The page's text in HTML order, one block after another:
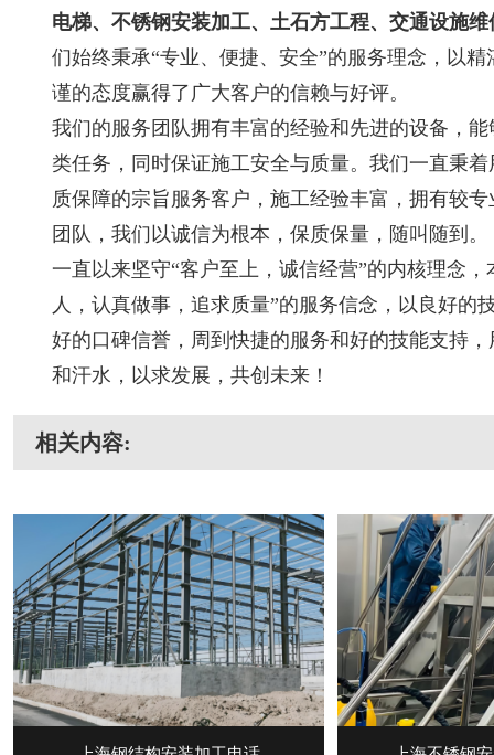
电梯、不锈钢安装加工、土石方工程、交通设施维
们始终秉承“专业、便捷、安全”的服务理念，以精
谨的态度赢得了广大客户的信赖与好评。
我们的服务团队拥有丰富的经验和先进的设备，
类任务，同时保证施工安全与质量。我们一直秉
质保障的宗旨服务客户，施工经验丰富，拥有较
团队，我们以诚信为根本，保质保量，随叫随到。
一直以来坚守“客户至上，诚信经营”的内核理念，
人，认真做事，追求质量”的服务信念，以良好的
好的口碑信誉，周到快捷的服务和好的技能支持
和汗水，以求发展，共创未来！
相关内容: